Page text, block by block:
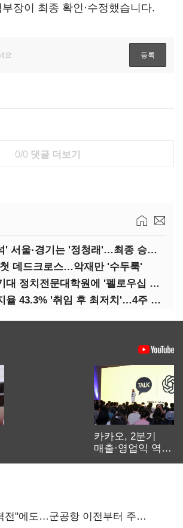
장이 최종 확인·수정했습니다.
0/0 댓글 더보기
호남은 '김민석' 서울·경기는 '정청래'…최종 승자는 '안갯속'
데드크로스…악재만 '수두룩'
이수그룹, 경기대 정치전문대학원에 '펠로우십 기금' 3900만원 출연
이 대통령 지지율 43.3% '취임 후 최저치'…4주 연속 '하락'
카카오, 2분기
매출·영업익 역대
전"에도…군공항 이전부터 주